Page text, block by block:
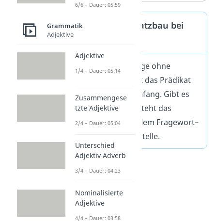
Grundregel: Satzbau bei
Beginnt eine Frage ohne
, steht das Prädikat
direkt am Satzanfang. Gibt es
ein Fragewort
, steht das
Prädikat hinter dem Fragewort–
also an zweiter Stelle.
6/6 – Dauer: 05:59
Grammatik
Adjektive
Adjektive
1/4 – Dauer: 05:14
Zusammengese
tzte Adjektive
2/4 – Dauer: 05:04
Unterschied
Adjektiv Adverb
3/4 – Dauer: 04:23
Nominalisierte
Adjektive
4/4 – Dauer: 03:58